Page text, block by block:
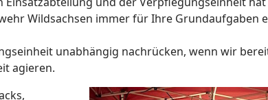
Wildsachsen immer für Ihre Grundaufgaben
unabhängig nachrücken, wenn wir
agieren.